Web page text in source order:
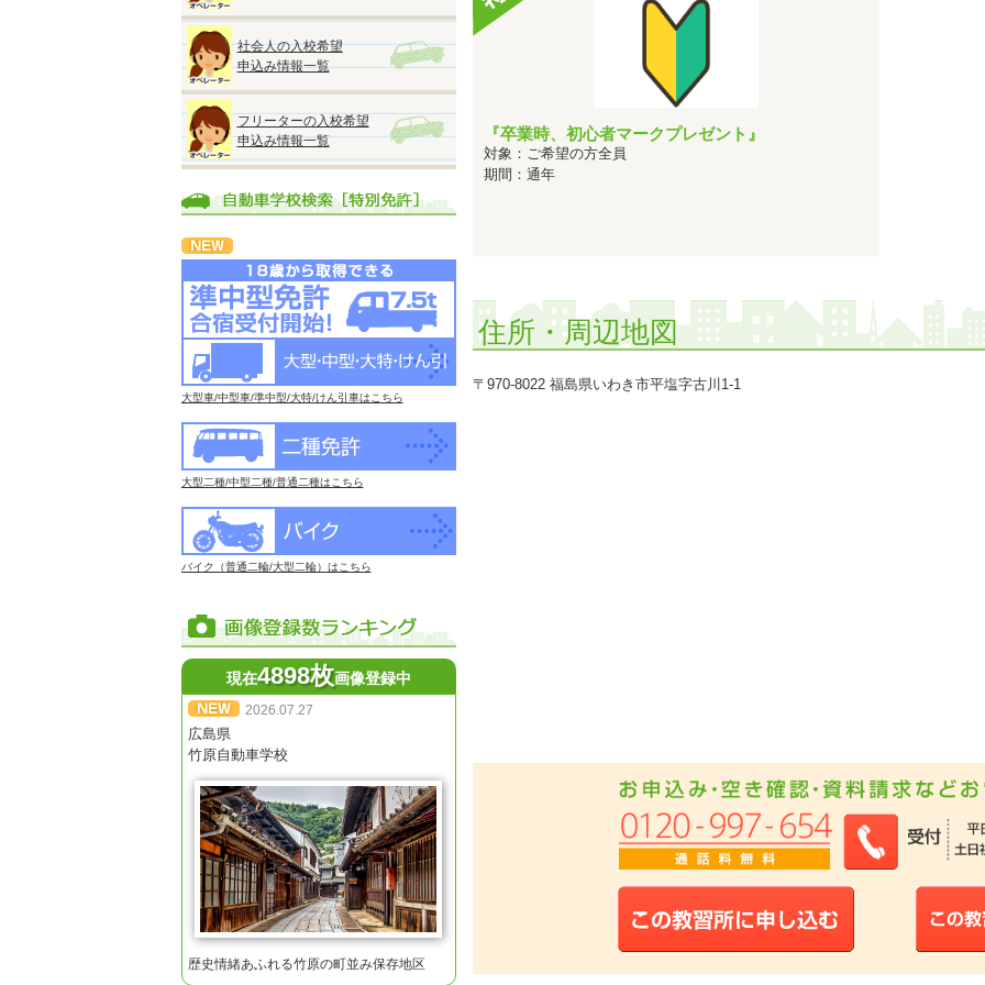
社会人の入校希望
申込み情報一覧
フリーターの入校希望
申込み情報一覧
大型車/中型車/準中型/大特/けん引車はこちら
大型二種/中型二種/普通二種はこちら
バイク（普通二輪/大型二輪）はこちら
現在4898枚画像登録中
2026.07.27
広島県
竹原自動車学校
歴史情緒あふれる竹原の町並み保存地区
2024年02月 北海道・東北で高校生に人気のランキングで
2024年02月 全国で男性の高校生に人気のランキングで
2023年12月 北海道・東北で女性の高校生に人気のランキングで
2023年12月 北海道・東北で男性の高校生に人気のランキングで
2023年12月 北海道・東北で高校生に人気のランキングで
2023年12月 全国で男性の高校生に人気のランキングで
2023年11月 北海道・東北で高校生に人気のランキングで1位
2023年11月 全国で男性の高校生に人気のランキングで1位
に
2023年10月 北海道・東北で男性の高校生に人気のランキングで
1
2022年10月 北海道・東北でその他に人気のランキングで 1位
2022年09月 北海道・東北で男性のフリーターに人気のランキン
2022年09月 北海道・東北でフリーターに人気のランキングで 1
2022年08月 北海道・東北でフリーターに人気のランキングで1
『卒業時、初心者マークプレゼント』
対象：ご希望の方全員
期間：通年
住所・周辺地図
〒970-8022 福島県いわき市平塩字古川1-1